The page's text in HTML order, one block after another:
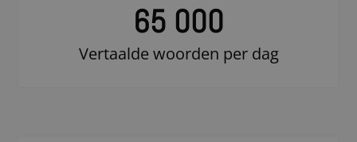
65 000
Vertaalde woorden per dag